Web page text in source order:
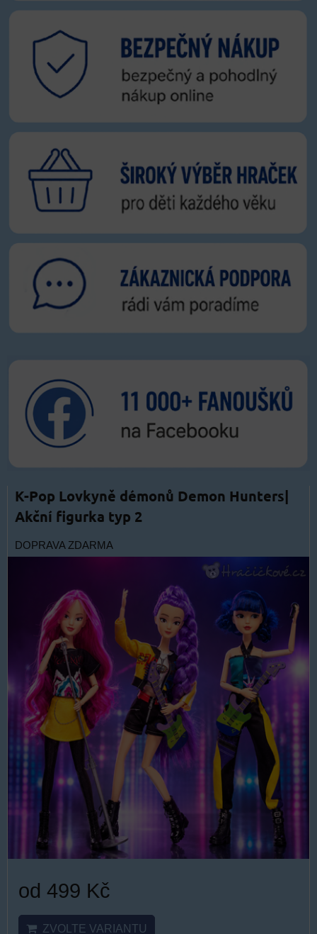
K-Pop Lovkyně démonů Demon Hunters|
Akční figurka typ 2
DOPRAVA ZDARMA
od 499 Kč
ZVOLTE VARIANTU